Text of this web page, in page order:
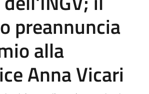
preannuncia
alla
Anna Vicari